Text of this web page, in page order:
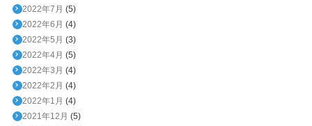
2022年7月 (5)
2022年6月 (4)
2022年5月 (3)
2022年4月 (5)
2022年3月 (4)
2022年2月 (4)
2022年1月 (4)
2021年12月 (5)